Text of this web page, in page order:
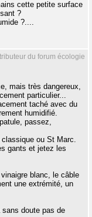
cette petite surface
?
?....
du forum écologie
mais très dangereux,
particulier...
taché avec du
humidifié.
passez,
ou St Marc.
gants et jetez les
blanc, le câble
une extrémité, un
doute pas de